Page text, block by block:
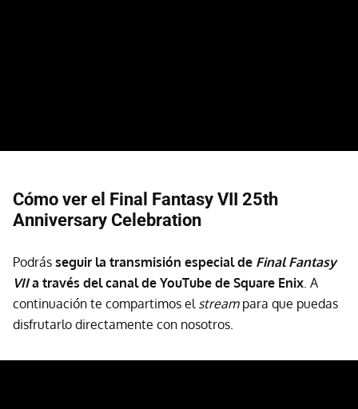
Cómo ver el Final Fantasy VII 25th
Anniversary Celebration
Podrás seguir la transmisión especial de Final Fantasy
VIIa través del canal de YouTube de Square Enix . A
continuación te compartimos el streampara que puedas
disfrutarlo directamente con nosotros.